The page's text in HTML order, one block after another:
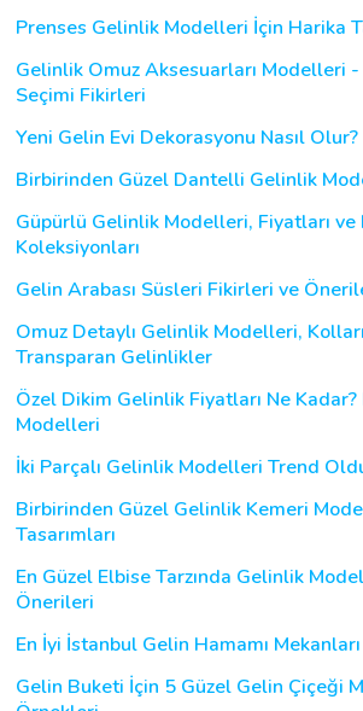
Prenses Gelinlik Modelleri İçin Harika
Gelinlik Omuz Aksesuarları Modelleri
Seçimi Fikirleri
Yeni Gelin Evi Dekorasyonu Nasıl Olur?
Birbirinden Güzel Dantelli Gelinlik
Güpürlü Gelinlik Modelleri, Fiyatları ve
Koleksiyonları
Gelin Arabası Süsleri Fikirleri ve
Omuz Detaylı Gelinlik Modelleri,
Transparan Gelinlikler
Özel Dikim Gelinlik Fiyatları Ne
Modelleri
İki Parçalı Gelinlik Modelleri Trend
Birbirinden Güzel Gelinlik Kemeri
Tasarımları
En Güzel Elbise Tarzında Gelinlik
Önerileri
En İyi İstanbul Gelin Hamamı
Gelin Buketi İçin 5 Güzel Gelin Çiçeği